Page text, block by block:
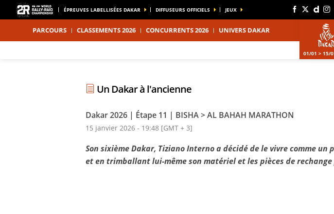
ÉPREUVES LABELLISÉES DAKAR DIFFUSEURS OFFICIELS JEUX
PARCOURS CLASSEMENTS 2026 CONCURRENTS 2026 UNIVERS DAKAR
01/01 > 15/
Un Dakar à l'ancienne
Dakar 2026 | Étape 11 | BISHA > AL BAHAH MARATHON
15 janvier 2026 - 19:48 [GMT + 3]
Son sixième Dakar, Tiziano Interno a décidé de le vivre comme
et en trimballant lui-même son matériel et les pièces de rechange